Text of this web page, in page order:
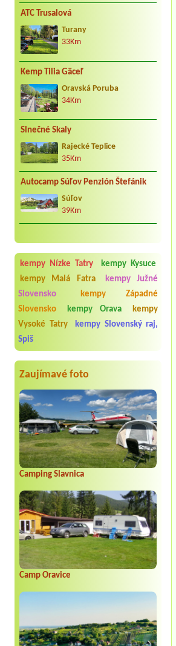
ATC Trusalová
Turany
33Km
Kemp Tilia Gäceľ
Oravská Poruba
34Km
Slnečné Skaly
Rajecké Teplice
35Km
Autocamp Súľov Penzión Štefánik
Súľov
39Km
kempy Nízke Tatry
kempy Kysuce
kempy Malá Fatra
kempy Južné
Slovensko
kempy Západné
Slovensko
kempy Orava
kempy
Vysoké Tatry
kempy Slovenský raj,
Spiš
Zaujímavé foto
Camping Slavnica
Camp Oravice